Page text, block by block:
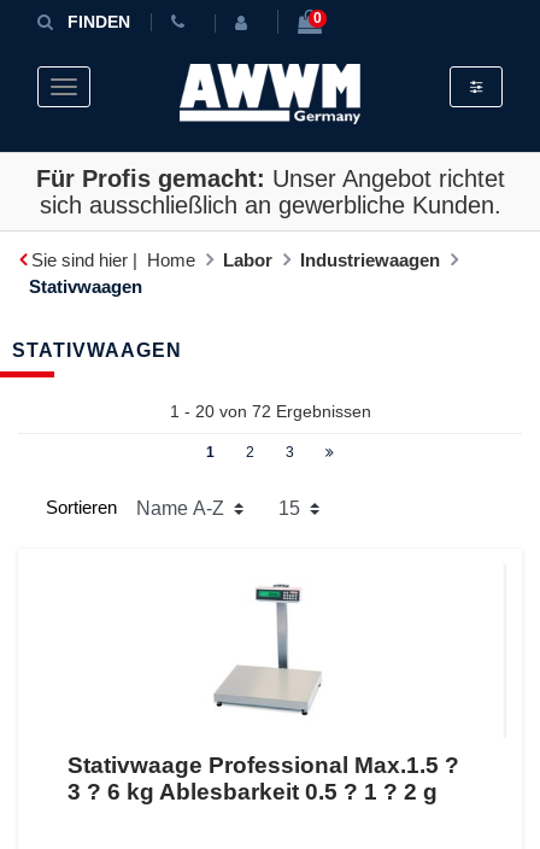
FINDEN 0
Toggle navigation Toggle
Für Profis gemacht: Unser Angebot richtet
sich ausschließlich an gewerbliche Kunden.
Sie sind hier | Home Labor
Industriewaagen
Stativwaagen
STATIVWAAGEN
1 - 20 von 72 Ergebnissen
1 2 3
Sortieren
Stativwaage Professional Max.1.5 ?
3 ? 6 kg Ablesbarkeit 0.5 ? 1 ? 2 g